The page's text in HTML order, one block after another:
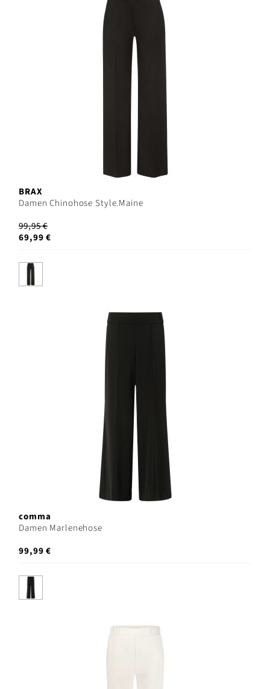
BRAX
Damen Chinohose Style.Maine
99,95 €
69,99 €
comma
Damen Marlenehose
99,99 €